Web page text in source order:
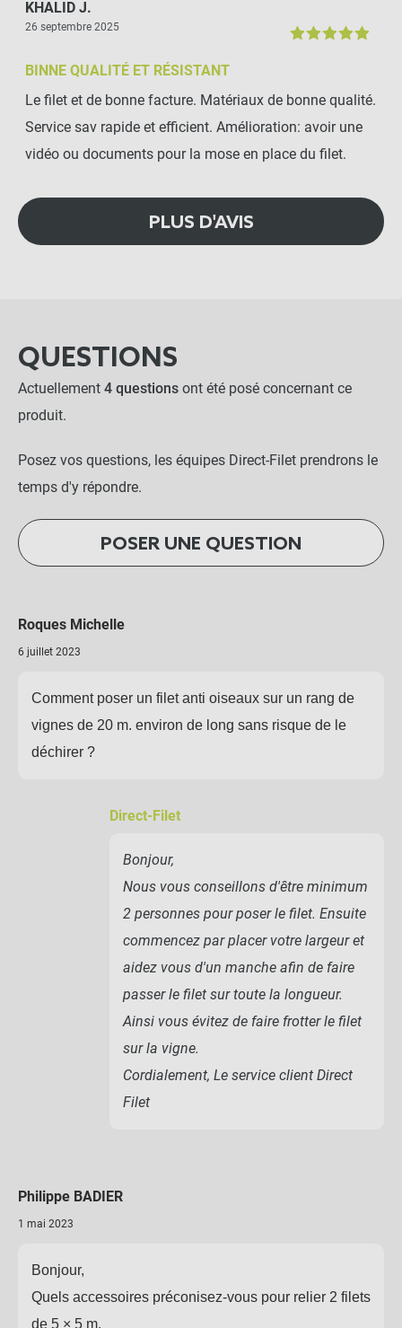
KHALID J.
26 septembre 2025
BINNE QUALITÉ ET RÉSISTANT
Le filet et de bonne facture. Matériaux de bonne qualité.
Service sav rapide et efficient. Amélioration: avoir une
vidéo ou documents pour la mose en place du filet.
PLUS D'AVIS
QUESTIONS
Actuellement 4 questions ont été posé concernant ce
produit.
Posez vos questions, les équipes Direct-Filet prendrons le
temps d'y répondre.
POSER UNE QUESTION
Roques Michelle
6 juillet 2023
Comment poser un filet anti oiseaux sur un rang de
vignes de 20 m. environ de long sans risque de le
déchirer ?
Direct-Filet
Bonjour,
Nous vous conseillons d'être minimum
2 personnes pour poser le filet. Ensuite
commencez par placer votre largeur et
aidez vous d'un manche afin de faire
passer le filet sur toute la longueur.
Ainsi vous évitez de faire frotter le filet
sur la vigne.
Cordialement, Le service client Direct
Filet
Philippe BADIER
1 mai 2023
Bonjour,
Quels accessoires préconisez-vous pour relier 2 filets
de 5 × 5 m.